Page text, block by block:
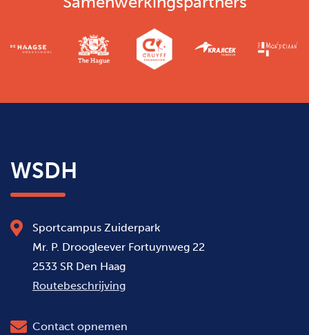
WSDH
Sportcampus Zuiderpark
Mr. P. Droogleever Fortuynweg 22
2533 SR Den Haag
Routebeschrijving
Contact opnemen